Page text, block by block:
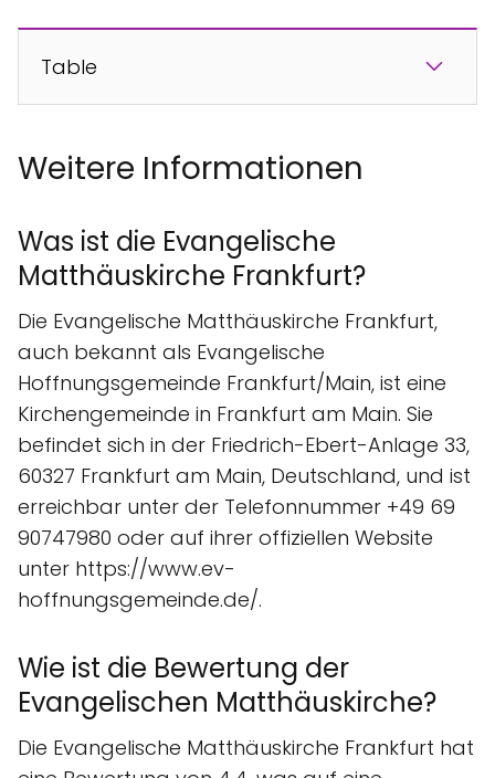
Table
Weitere Informationen
Was ist die Evangelische
Matthäuskirche Frankfurt?
Die Evangelische Matthäuskirche Frankfurt,
auch bekannt als Evangelische
Hoffnungsgemeinde Frankfurt/Main, ist eine
Kirchengemeinde in Frankfurt am Main. Sie
befindet sich in der Friedrich-Ebert-Anlage 33,
60327 Frankfurt am Main, Deutschland, und ist
erreichbar unter der Telefonnummer +49 69
90747980 oder auf ihrer offiziellen Website
unter https://www.ev-
hoffnungsgemeinde.de/.
Wie ist die Bewertung der
Evangelischen Matthäuskirche?
Die Evangelische Matthäuskirche Frankfurt hat